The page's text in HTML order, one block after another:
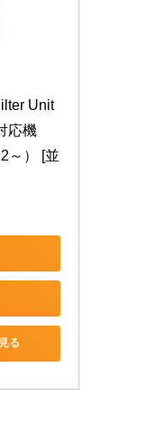
Unit
応機
～） [並
る